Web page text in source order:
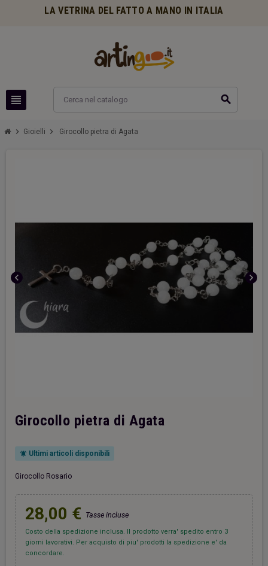
LA VETRINA DEL FATTO A MANO IN ITALIA
view_headline search
chevron_right Gioielli chevron_right Girocollo pietra di Agata
chevron_left chevron_right
Girocollo pietra di Agata
notifications_active Ultimi articoli disponibili
Girocollo Rosario
28,00 € Tasse incluse
Costo della spedizione inclusa. Il prodotto verra' spedito entro 3
giorni lavorativi. Per acquisto di piu' prodotti la spedizione e' da
concordare.